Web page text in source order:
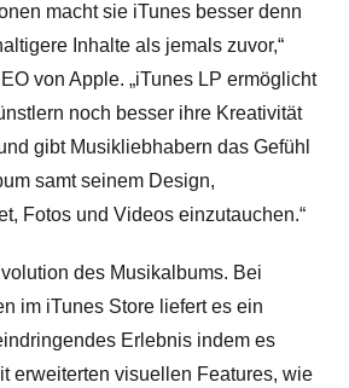
macht sie iTunes besser denn
Inhalte als jemals zuvor,“
von Apple. „iTunes LP ermöglicht
noch besser ihre Kreativität
gibt Musikliebhabern das Gefühl
samt seinem Design,
Fotos und Videos einzutauchen.“
des Musikalbums. Bei
im iTunes Store liefert es ein
Erlebnis indem es
erweiterten visuellen Features, wie